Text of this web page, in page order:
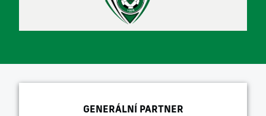
GENERÁLNÍ PARTNER